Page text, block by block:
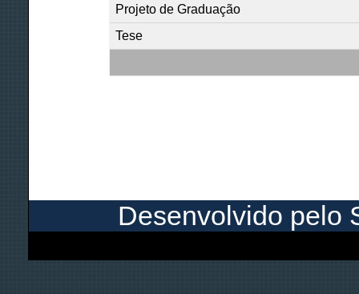
Projeto de Graduação
Tese
Desenvolvido pelo